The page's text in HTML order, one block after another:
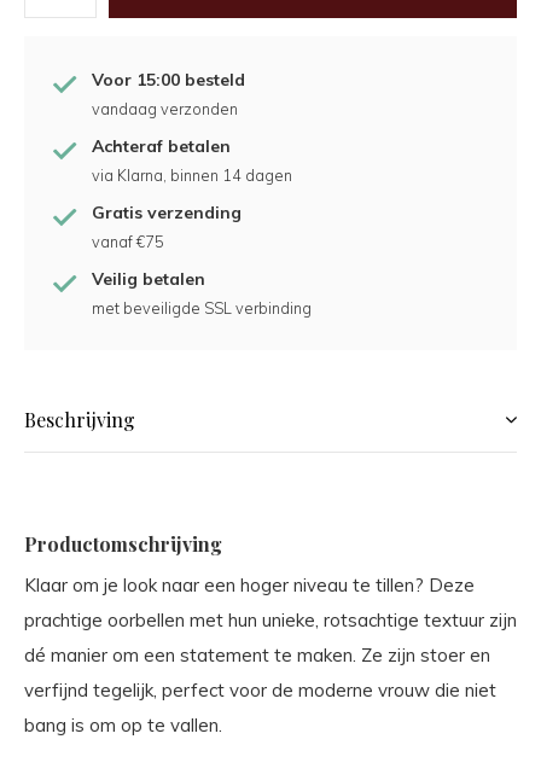
Voor 15:00 besteld
vandaag verzonden
Achteraf betalen
via Klarna, binnen 14 dagen
Gratis verzending
vanaf €75
Veilig betalen
met beveiligde SSL verbinding
Beschrijving
Productomschrijving
Klaar om je look naar een hoger niveau te tillen? Deze
prachtige oorbellen met hun unieke, rotsachtige textuur zijn
dé manier om een statement te maken. Ze zijn stoer en
verfijnd tegelijk, perfect voor de moderne vrouw die niet
bang is om op te vallen.